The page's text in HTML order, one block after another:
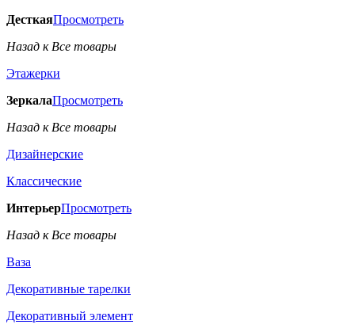
ДесткаяПросмотреть
Назад к Все товары
Этажерки
ЗеркалаПросмотреть
Назад к Все товары
Дизайнерские
Классические
ИнтерьерПросмотреть
Назад к Все товары
Ваза
Декоративные тарелки
Декоративный элемент